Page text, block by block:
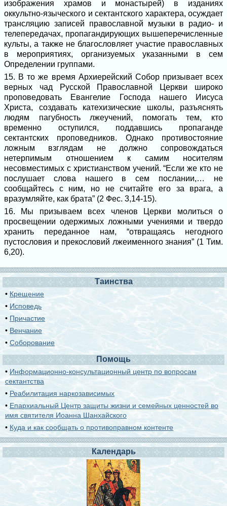
изображения храмов и монастырей) в изданиях
оккультно-языческого и сектантского характера, осуждает
трансляцию записей православной музыки в радио- и
телепередачах, пропагандирующих вышеперечисленные
культы, а также не благословляет участие православных
в мероприятиях, организуемых указанными в сем
Определении группами.
15. В то же время Архиерейский Собор призывает всех
верных чад Русской Православной Церкви широко
проповедовать Евангелие Господа нашего Иисуса
Христа, создавать катехизические школы, разъяснять
людям пагубность лжеучений, помогать тем, кто
временно оступился, поддавшись пропаганде
сектантских проповедников. Однако противостояние
ложным взглядам не должно сопровождаться
нетерпимым отношением к самим носителям
несовместимых с христианством учений. “Если же кто не
послушает слова нашего в сем послании,… не
сообщайтесь с ним, но не считайте его за врага, а
вразумляйте, как брата” (2 Фес. 3,14-15).
16. Мы призываем всех членов Церкви молиться о
просвещении одержимых ложными учениями и твердо
хранить переданное нам, “отвращаясь негодного
пустословия и прекословий лжеименного знания” (1 Тим.
6,20).
Таинства
• Крещение
• Исповедь
• Причастие
• Венчание
•Соборование
Помощь
• Информационно-консультационный центр по вопросам
сектантства
• Реабилитация наркозависимых
• Епархиальный Центр защиты жизни и семейных ценностей во
имя святителя Иоанна Шанхайского
• Куда и как сообщать о противоправном контенте
Календарь